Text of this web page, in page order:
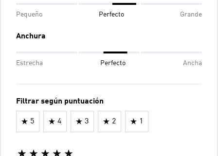
Pequeño Perfecto Grande
Anchura
Estrecha Perfecto Ancha
Filtrar según puntuación
5 4 3 2 1